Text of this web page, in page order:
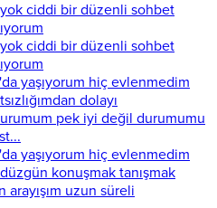
yok ciddi bir düzenli sohbet
yok ciddi bir düzenli sohbet
yaşıyorum hiç evlenmedim
dolayı
pek iyi değil durumumu
yaşıyorum hiç evlenmedim
konuşmak tanışmak
uzun süreli